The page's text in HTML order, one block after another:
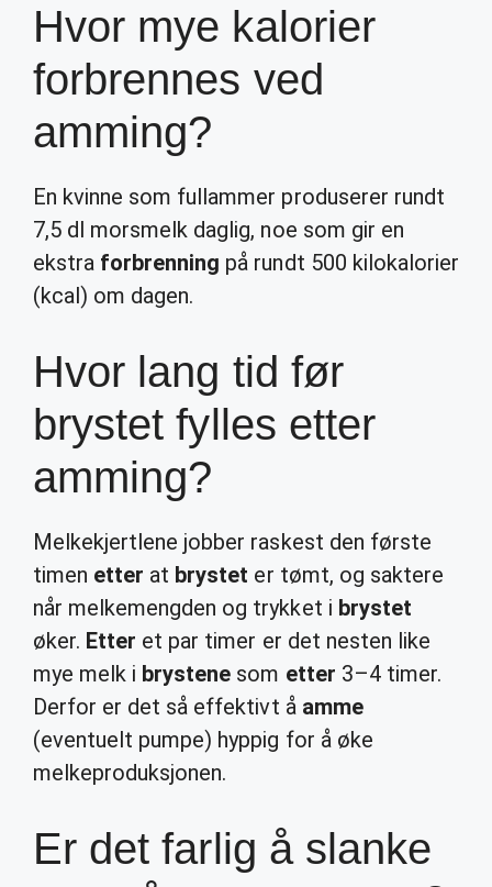
Hvor mye kalorier
forbrennes ved
amming?
En kvinne som fullammer produserer rundt
7,5 dl morsmelk daglig, noe som gir en
ekstra forbrenning på rundt 500 kilokalorier
(kcal) om dagen.
Hvor lang tid før
brystet fylles etter
amming?
Melkekjertlene jobber raskest den første
timen etter at brystet er tømt, og saktere
når melkemengden og trykket i brystet
øker. Etter et par timer er det nesten like
mye melk i brystene som etter 3–4 timer.
Derfor er det så effektivt å amme
(eventuelt pumpe) hyppig for å øke
melkeproduksjonen.
Er det farlig å slanke